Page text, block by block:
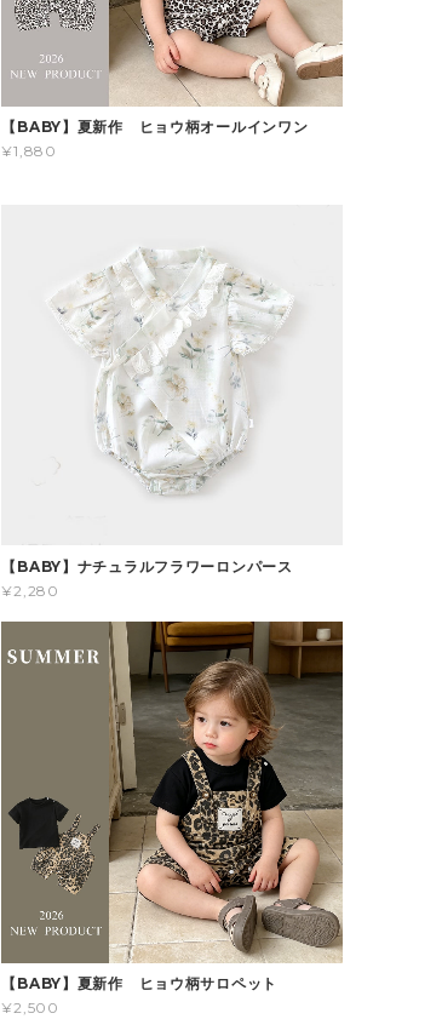
【BABY】夏新作 ヒョウ柄オールインワン
¥1,880
【BABY】ナチュラルフラワーロンパース
¥2,280
【BABY】夏新作 ヒョウ柄サロペット
¥2,500